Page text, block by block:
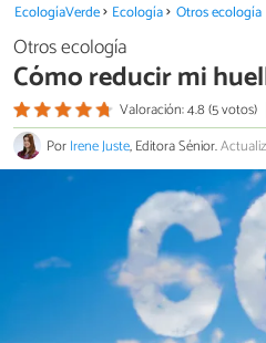
EcologíaVerde Ecología Otros ecología
Otros ecología
Cómo reducir mi
Valoración: 4.8 (5 votos)
PorIrene Juste, Editora Sénior.